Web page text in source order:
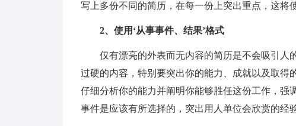
写上多份不同的简历，在每一份上突出重点，这将
2、使用‘从事事件、结果’格式
仅有漂亮的外表而无内容的简历是不会吸引人
过硬的内容，特别要突出你的能力、成就以及取得
仔细分析你的能力并阐明你能够胜任这份工作，强
事件是应该有所选择的，突出用人单位会欣赏的经